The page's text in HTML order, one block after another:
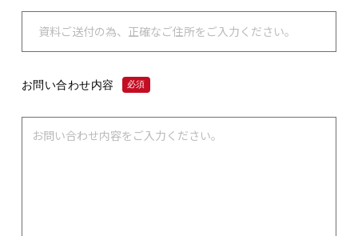
お問い合わせ内容 必須